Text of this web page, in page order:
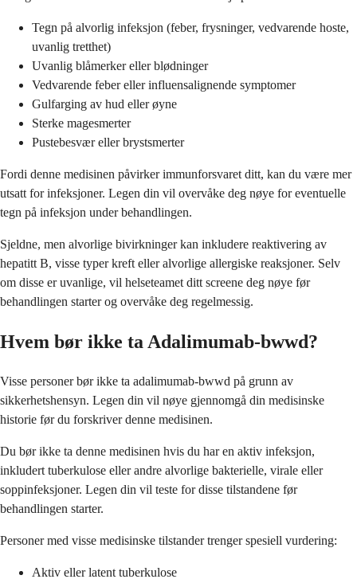
Tegn på alvorlig infeksjon (feber, frysninger, vedvarende hoste,
uvanlig tretthet)
Uvanlig blåmerker eller blødninger
Vedvarende feber eller influensalignende symptomer
Gulfarging av hud eller øyne
Sterke magesmerter
Pustebesvær eller brystsmerter
Fordi denne medisinen påvirker immunforsvaret ditt, kan du være mer
utsatt for infeksjoner. Legen din vil overvåke deg nøye for eventuelle
tegn på infeksjon under behandlingen.
Sjeldne, men alvorlige bivirkninger kan inkludere reaktivering av
hepatitt B, visse typer kreft eller alvorlige allergiske reaksjoner. Selv
om disse er uvanlige, vil helseteamet ditt screene deg nøye før
behandlingen starter og overvåke deg regelmessig.
Hvem bør ikke ta Adalimumab-bwwd?
Visse personer bør ikke ta adalimumab-bwwd på grunn av
sikkerhetshensyn. Legen din vil nøye gjennomgå din medisinske
historie før du forskriver denne medisinen.
Du bør ikke ta denne medisinen hvis du har en aktiv infeksjon,
inkludert tuberkulose eller andre alvorlige bakterielle, virale eller
soppinfeksjoner. Legen din vil teste for disse tilstandene før
behandlingen starter.
Personer med visse medisinske tilstander trenger spesiell vurdering:
Aktiv eller latent tuberkulose